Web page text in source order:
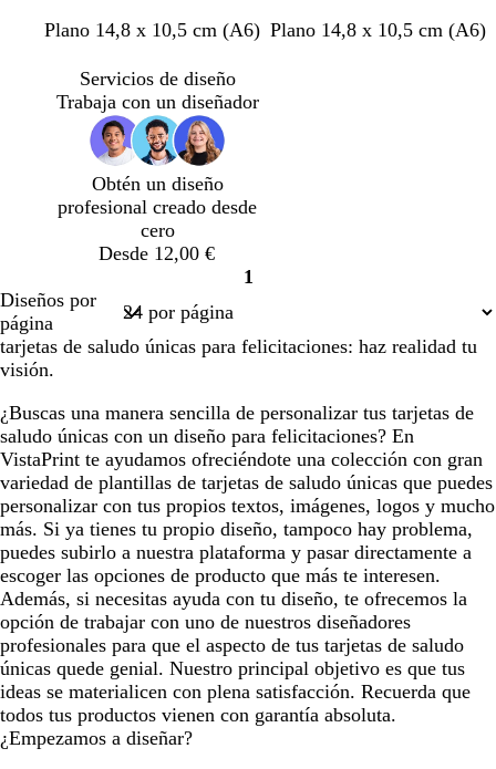
a
a
n
r
Plano 14,8 x 10,5 cm (A6) Plano 14,8 x 10,5 cm (A6)
Servicios de diseño
Trabaja con un diseñador
Obtén un diseño
profesional creado desde
cero
Desde 12,00 €
Página
1
Diseños por
página
tarjetas de saludo únicas para felicitaciones: haz realidad tu
visión.
¿Buscas una manera sencilla de personalizar tus tarjetas de
saludo únicas con un diseño para felicitaciones? En
VistaPrint te ayudamos ofreciéndote una colección con gran
variedad de plantillas de tarjetas de saludo únicas que puedes
personalizar con tus propios textos, imágenes, logos y mucho
más. Si ya tienes tu propio diseño, tampoco hay problema,
puedes subirlo a nuestra plataforma y pasar directamente a
escoger las opciones de producto que más te interesen.
Además, si necesitas ayuda con tu diseño, te ofrecemos la
opción de trabajar con uno de nuestros diseñadores
profesionales para que el aspecto de tus tarjetas de saludo
únicas quede genial. Nuestro principal objetivo es que tus
ideas se materialicen con plena satisfacción. Recuerda que
todos tus productos vienen con garantía absoluta.
¿Empezamos a diseñar?